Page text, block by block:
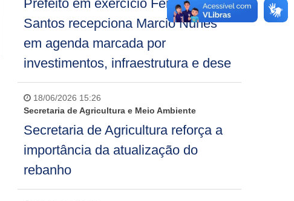
Prefeito em exercício Fernando
Santos recepciona Marcio Nunes
em agenda marcada por
investimentos, infraestrutura e dese
18/06/2026 15:26
Secretaria de Agricultura e Meio Ambiente
Secretaria de Agricultura reforça a
importância da atualização do
rebanho